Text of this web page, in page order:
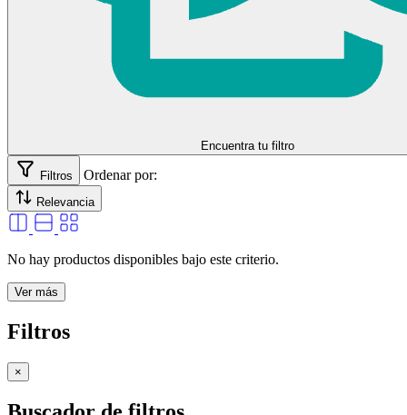
Encuentra tu filtro
Filtros Ordenar por:
Relevancia
No hay productos disponibles bajo este criterio.
Ver más
Filtros
×